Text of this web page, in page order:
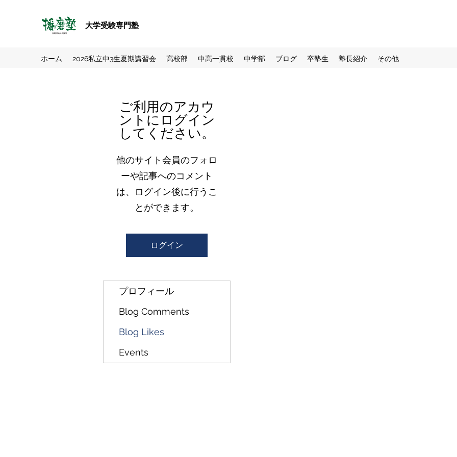
大学受験専門塾
ホーム 2026私立中3生夏期講習会 高校部 中高一貫校 中学部 ブログ 卒塾生 塾長紹介 その他
ご利用のアカウ
ントにログイン
してください。
他のサイト会員のフォロ
ーや記事へのコメント
は、ログイン後に行うこ
とができます。
ログイン
プロフィール
Blog Comments
Blog Likes
Events